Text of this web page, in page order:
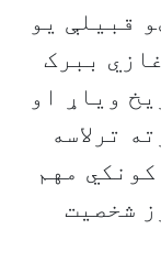
قبیلې یو
ببرک
ویاړ او
ترلاسه
مهم
شخصیت